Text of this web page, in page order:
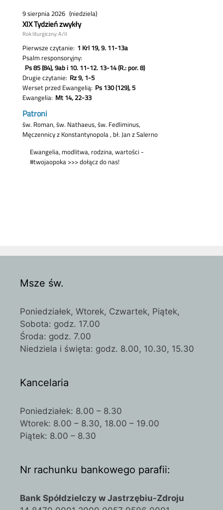
Msze św.
Poniedziałek, Wtorek, Czwartek, Piątek,
Sobota: godz. 17.00
Środa: godz. 7.00
Niedziela i święta: godz. 8.00, 10.30, 15.30
Kancelaria
Poniedziałek: 8.00 – 8.30
Wtorek: 8.00 – 8.30, 18.00 – 19.00
Piątek: 8.00 – 8.30
Nr rachunku bankowego parafii:
Bank Spółdzielczy w Jastrzębiu-Zdroju